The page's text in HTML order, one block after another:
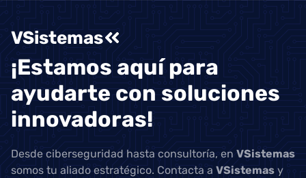
VSistemas
¡Estamos aquí para
ayudarte con soluciones
innovadoras!
Desde ciberseguridad hasta consultoría, en VSistemas
somos tu aliado estratégico. Contacta a VSistemas y